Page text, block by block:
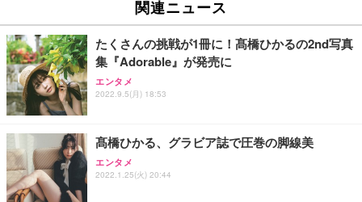
関連ニュース
たくさんの挑戦が1冊に！髙橋ひかるの2nd写真
集『Adorable』が発売に
エンタメ
2022.9.5(月) 18:53
髙橋ひかる、グラビア誌で圧巻の脚線美
エンタメ
2022.1.25(火) 20:44